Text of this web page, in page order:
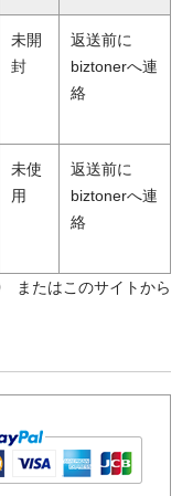
未開
封
返送前に
biztonerへ連
絡
未使
用
返送前に
biztonerへ連
絡
またはこのサイトから